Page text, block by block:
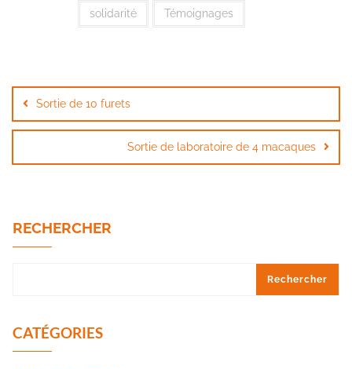
solidarité Témoignages
de
l’article
Sortie de 10 furets
Sortie de laboratoire de 4 macaques
RECHERCHER
Rechercher
CATÉGORIES